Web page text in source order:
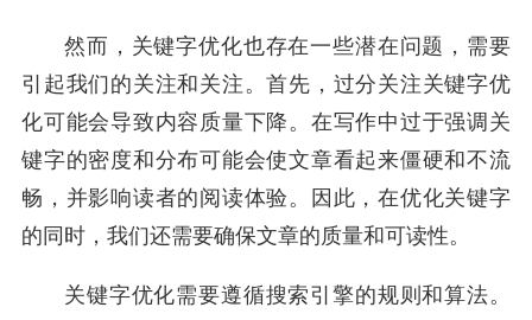
然而，关键字优化也存在一些潜在问题，需要
引起我们的关注和关注。首先，过分关注关键字优
化可能会导致内容质量下降。在写作中过于强调关
键字的密度和分布可能会使文章看起来僵硬和不流
畅，并影响读者的阅读体验。因此，在优化关键字
的同时，我们还需要确保文章的质量和可读性。
关键字优化需要遵循搜索引擎的规则和算法。